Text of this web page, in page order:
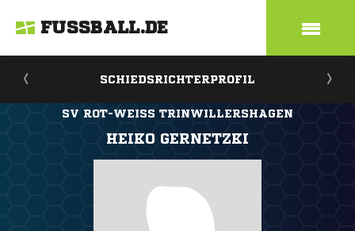
FUSSBALL.DE
SCHIEDSRICHTERPROFIL
SV ROT-WEISS TRINWILLERSHAGEN
HEIKO GERNETZKI